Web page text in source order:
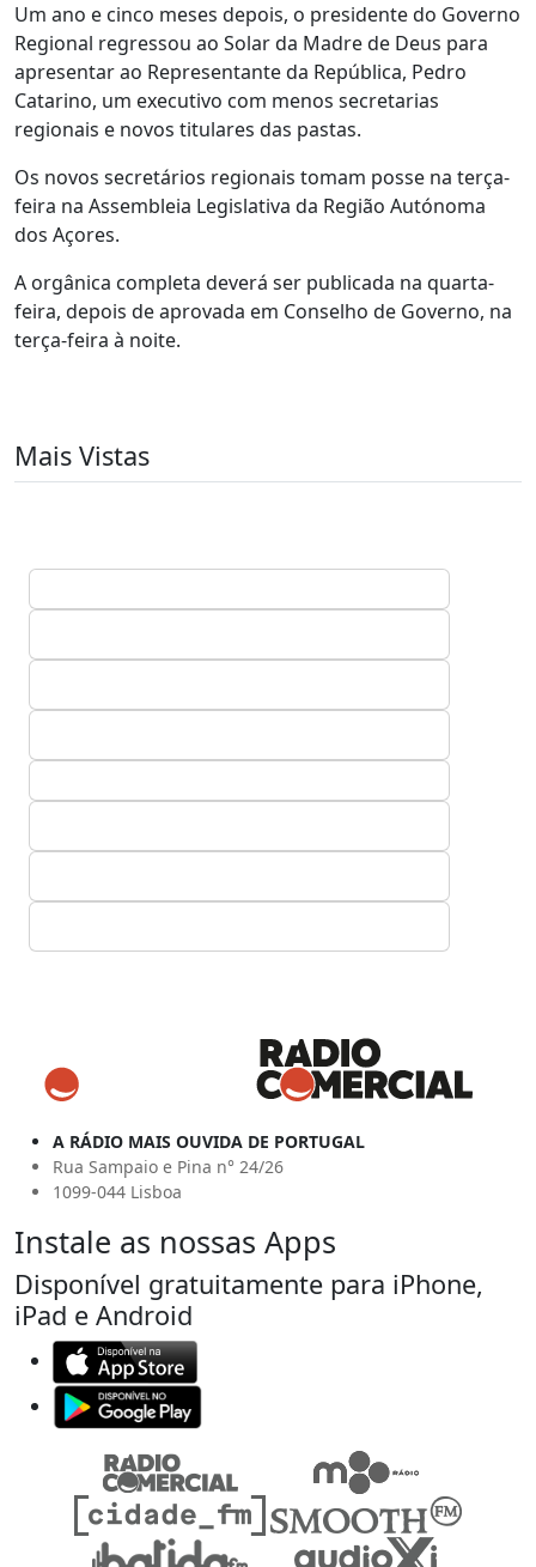
Um ano e cinco meses depois, o presidente do Governo
Regional regressou ao Solar da Madre de Deus para
apresentar ao Representante da República, Pedro
Catarino, um executivo com menos secretarias
regionais e novos titulares das pastas.
Os novos secretários regionais tomam posse na terça-
feira na Assembleia Legislativa da Região Autónoma
dos Açores.
A orgânica completa deverá ser publicada na quarta-
feira, depois de aprovada em Conselho de Governo, na
terça-feira à noite.
Mais Vistas
A RÁDIO MAIS OUVIDA DE PORTUGAL
Rua Sampaio e Pina n° 24/26
1099-044 Lisboa
Instale as nossas Apps
Disponível gratuitamente para iPhone,
iPad e Android